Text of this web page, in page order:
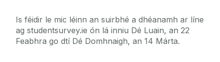
Is féidir le mic léinn an suirbhé a dhéanamh ar líne
ag studentsurvey.ie ón lá inniu Dé Luain, an 22
Feabhra go dtí Dé Domhnaigh, an 14 Márta.